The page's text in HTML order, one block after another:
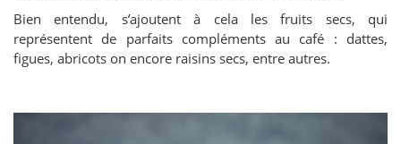
Bien entendu, s’ajoutent à cela les fruits secs, qui
représentent de parfaits compléments au café : dattes,
figues, abricots on encore raisins secs, entre autres.